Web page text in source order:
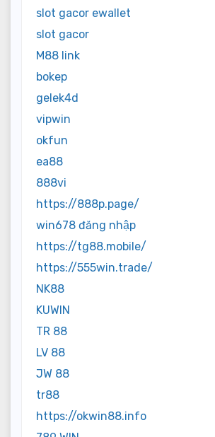
slot gacor ewallet
slot gacor
M88 link
bokep
gelek4d
vipwin
okfun
ea88
888vi
https://888p.page/
win678 đăng nhập
https://tg88.mobile/
https://555win.trade/
NK88
KUWIN
TR 88
LV 88
JW 88
tr88
https://okwin88.info